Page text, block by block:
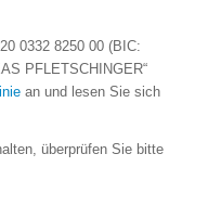
0332 8250 00 (BIC:
PFLETSCHINGER“
an und lesen Sie sich
überprüfen Sie bitte